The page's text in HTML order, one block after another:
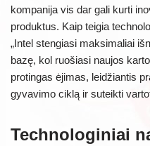
kompanija vis dar gali kurti
produktus. Kaip teigia
„Intel stengiasi maksimaliai
bazę, kol ruošiasi naujos
protingas ėjimas, leidžiantis
gyvavimo ciklą ir suteikti
Technologiniai